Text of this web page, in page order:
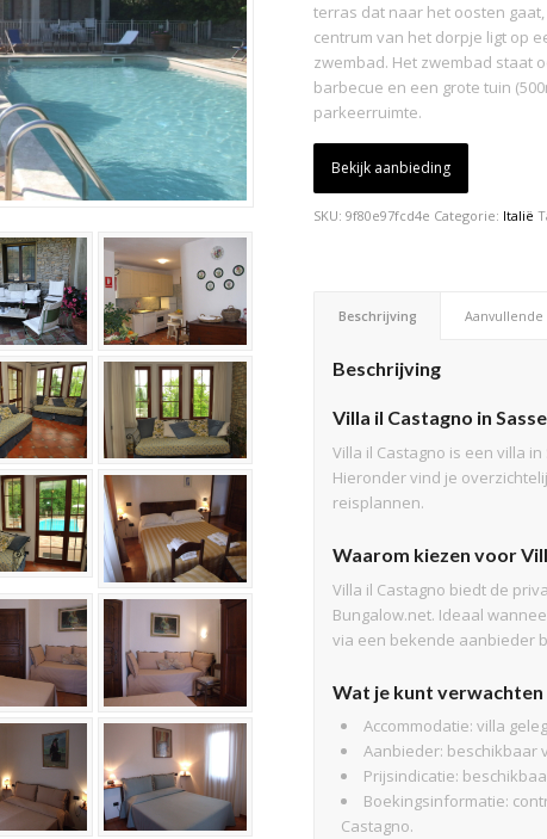
terras dat naar het oosten
centrum van het dorpje ligt op
zwembad. Het zwembad staat
barbecue en een grote tuin
parkeerruimte.
Bekijk aanbieding
SKU:9f80e97fcd4e Categorie: Italië
Beschrijving
Beschrijving
Villa il Castagno in
Villa il Castagno is een villa
Hieronder vind je
reisplannen.
Waarom kiezen voor
Villa il Castagno biedt de
Bungalow.net. Ideaal
via een bekende aanbieder
Wat je kunt verwachten
Accommodatie: villa
Aanbieder: beschikbaar
Prijsindicatie:
Boekingsinformatie:
Castagno.